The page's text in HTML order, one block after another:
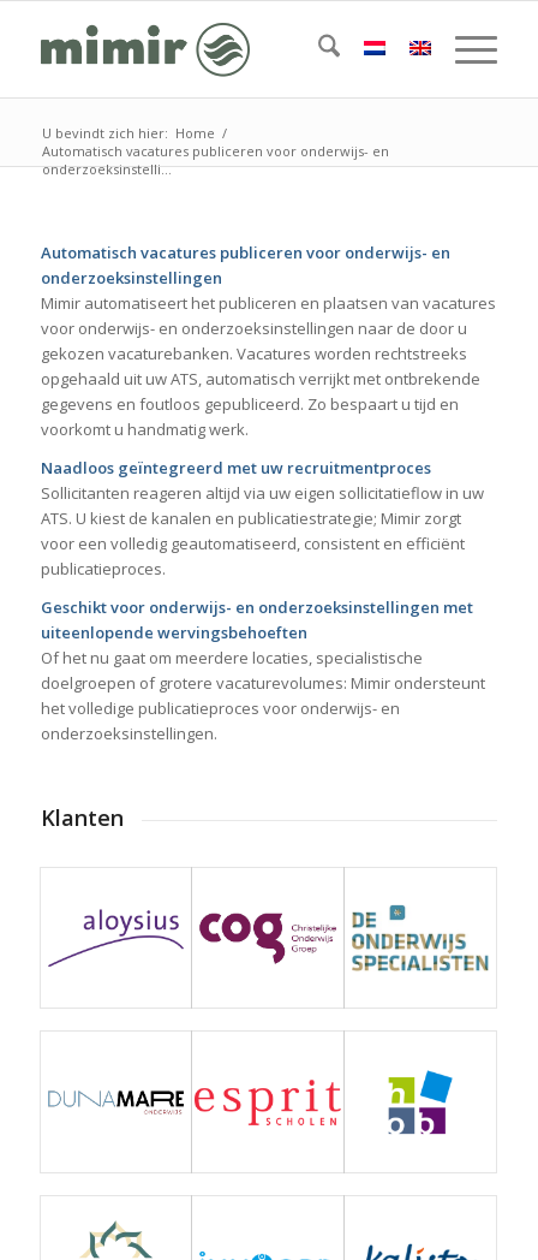
U bevindt zich hier: Home /
Automatisch vacatures publiceren voor onderwijs- en
onderzoeksinstelli...
Automatisch vacatures publiceren voor onderwijs- en
onderzoeksinstellingen
Mimir automatiseert het publiceren en plaatsen van vacatures
voor onderwijs- en onderzoeksinstellingen naar de door u
gekozen vacaturebanken. Vacatures worden rechtstreeks
opgehaald uit uw ATS, automatisch verrijkt met ontbrekende
gegevens en foutloos gepubliceerd. Zo bespaart u tijd en
voorkomt u handmatig werk.
Naadloos geïntegreerd met uw recruitmentproces
Sollicitanten reageren altijd via uw eigen sollicitatieflow in uw
ATS. U kiest de kanalen en publicatiestrategie; Mimir zorgt
voor een volledig geautomatiseerd, consistent en efficiënt
publicatieproces.
Geschikt voor onderwijs- en onderzoeksinstellingen met
uiteenlopende wervingsbehoeften
Of het nu gaat om meerdere locaties, specialistische
doelgroepen of grotere vacaturevolumes: Mimir ondersteunt
het volledige publicatieproces voor onderwijs- en
onderzoeksinstellingen.
Klanten